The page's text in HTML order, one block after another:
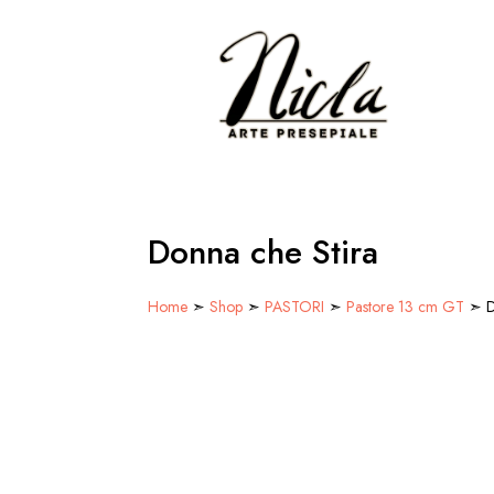
Donna che Stira
Home ➣Shop ➣PASTORI ➣Pastore 13 cm GT ➣